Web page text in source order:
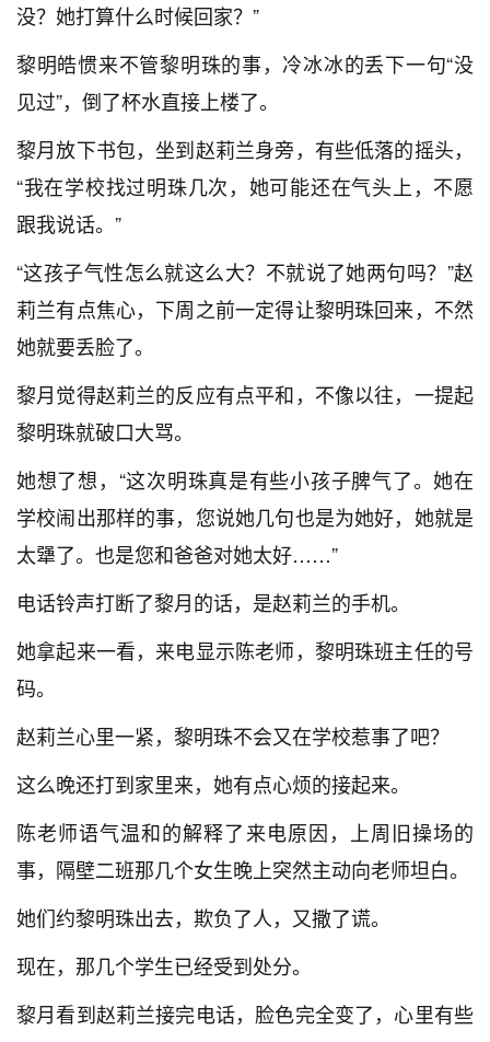
没？她打算什么时候回家？”
黎明皓惯来不管黎明珠的事，冷冰冰的丢下一句“没
见过”，倒了杯水直接上楼了。
黎月放下书包，坐到赵莉兰身旁，有些低落的摇头，
“我在学校找过明珠几次，她可能还在气头上，不愿
跟我说话。”
“这孩子气性怎么就这么大？不就说了她两句吗？”赵
莉兰有点焦心，下周之前一定得让黎明珠回来，不然
她就要丢脸了。
黎月觉得赵莉兰的反应有点平和，不像以往，一提起
黎明珠就破口大骂。
她想了想，“这次明珠真是有些小孩子脾气了。她在
学校闹出那样的事，您说她几句也是为她好，她就是
太犟了。也是您和爸爸对她太好……”
电话铃声打断了黎月的话，是赵莉兰的手机。
她拿起来一看，来电显示陈老师，黎明珠班主任的号
码。
赵莉兰心里一紧，黎明珠不会又在学校惹事了吧？
这么晚还打到家里来，她有点心烦的接起来。
陈老师语气温和的解释了来电原因，上周旧操场的
事，隔壁二班那几个女生晚上突然主动向老师坦白。
她们约黎明珠出去，欺负了人，又撒了谎。
现在，那几个学生已经受到处分。
黎月看到赵莉兰接完电话，脸色完全变了，心里有些